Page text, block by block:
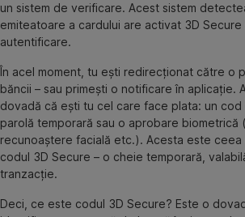
un sistem de verificare. Acest sistem
emiteatoare a cardului are activat 3D
autentificare.
În acel moment, tu ești redirecționat către o
băncii – sau primești o notificare în aplicație.
dovadă că ești tu cel care face plata: un cod
parolă temporară sau o aprobare biometrică
recunoaștere facială etc.). Acesta este ceea
codul 3D Secure – o cheie temporară,
tranzacție.
Deci, ce este codul 3D Secure? Este o